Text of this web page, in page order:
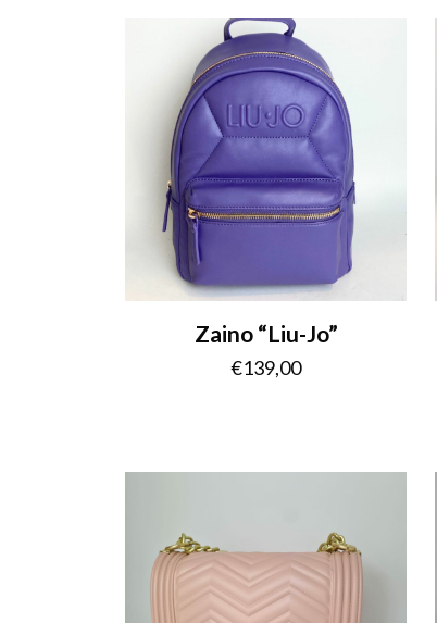
Zaino “Liu-Jo”
€139,00